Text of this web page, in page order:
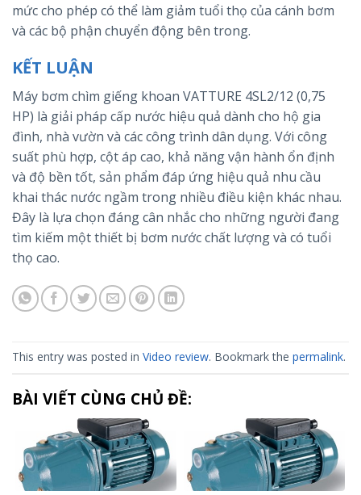
mức cho phép có thể làm giảm tuổi thọ của cánh bơm
và các bộ phận chuyển động bên trong.
KẾT LUẬN
Máy bơm chìm giếng khoan VATTURE 4SL2/12 (0,75
HP) là giải pháp cấp nước hiệu quả dành cho hộ gia
đình, nhà vườn và các công trình dân dụng. Với công
suất phù hợp, cột áp cao, khả năng vận hành ổn định
và độ bền tốt, sản phẩm đáp ứng hiệu quả nhu cầu
khai thác nước ngầm trong nhiều điều kiện khác nhau.
Đây là lựa chọn đáng cân nhắc cho những người đang
tìm kiếm một thiết bị bơm nước chất lượng và có tuổi
thọ cao.
This entry was posted in Video review. Bookmark the permalink.
BÀI VIẾT CÙNG CHỦ ĐỀ: